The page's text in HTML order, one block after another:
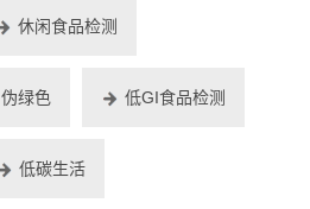
休闲食品检测
伪绿色 低GI食品检测
低碳生活